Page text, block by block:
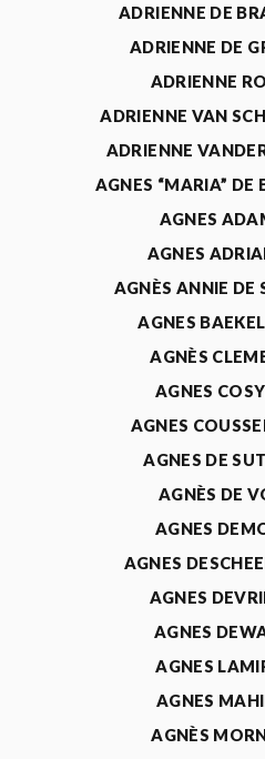
ADRIENNE DE
ADRIENNE DE
ADRIENNE
ADRIENNE VAN
ADRIENNE
AGNES “MARIA” DE
AGNES
AGNES
AGNÈS ANNIE DE
AGNES
AGNÈS
AGNES
AGNES
AGNES DE
AGNÈS DE
AGNES
AGNES
AGNES
AGNES
AGNES
AGNES
AGNÈS